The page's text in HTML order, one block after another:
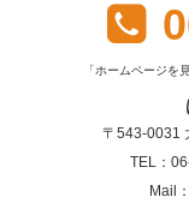
「ホームページを
〒543-0031
TEL：
Mail